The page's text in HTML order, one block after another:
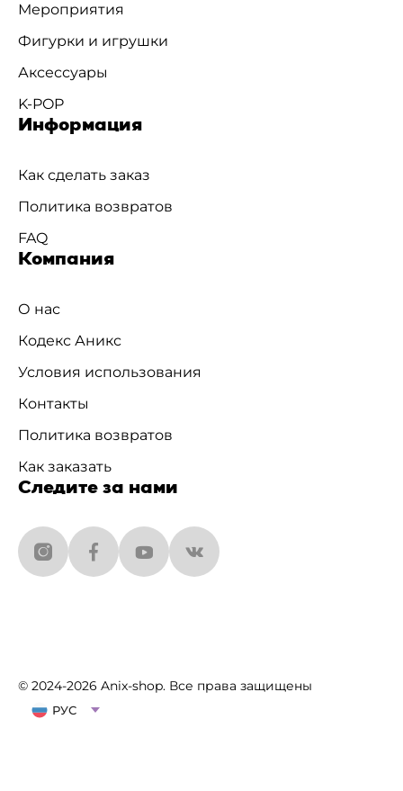
Мероприятия
Фигурки и игрушки
Аксессуары
K-POP
Информация
Как сделать заказ
Политика возвратов
FAQ
Компания
О нас
Кодекс Аникс
Условия использования
Контакты
Политика возвратов
Как заказать
Следите за нами
© 2024-2026 Anix-shop. Все права защищены
РУС